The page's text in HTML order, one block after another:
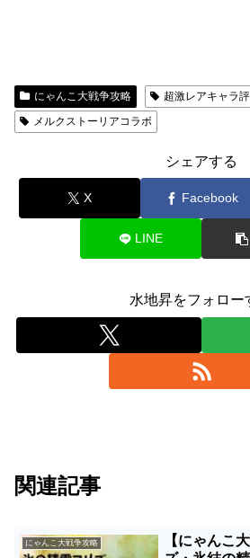
にゃんこ大戦争攻略
超激レアキャラ
メルクストーリアコラボ
シェアする
X Facebook
LINE
水地昇をフォロー
関連記事
にゃんこ大戦争攻略
【にゃんこ